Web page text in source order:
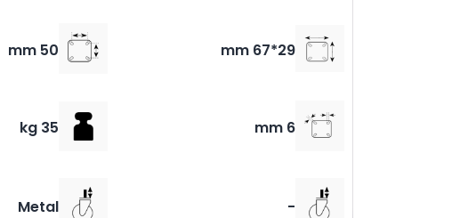
29*67 mm
50 mm
6 mm
35 kg
-
Metal